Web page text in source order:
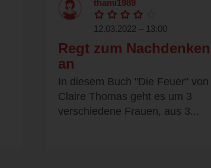
thami1989
12.03.2022 – 13:00
Regt zum Nachdenken
an
In diesem Buch "Die Feuer" von
Claire Thomas geht es um 3
verschiedene Frauen, aus 3...